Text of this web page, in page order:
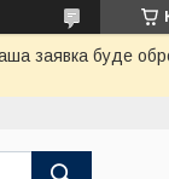
заявка буде